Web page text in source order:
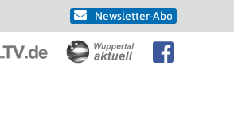
Newsletter-Abo